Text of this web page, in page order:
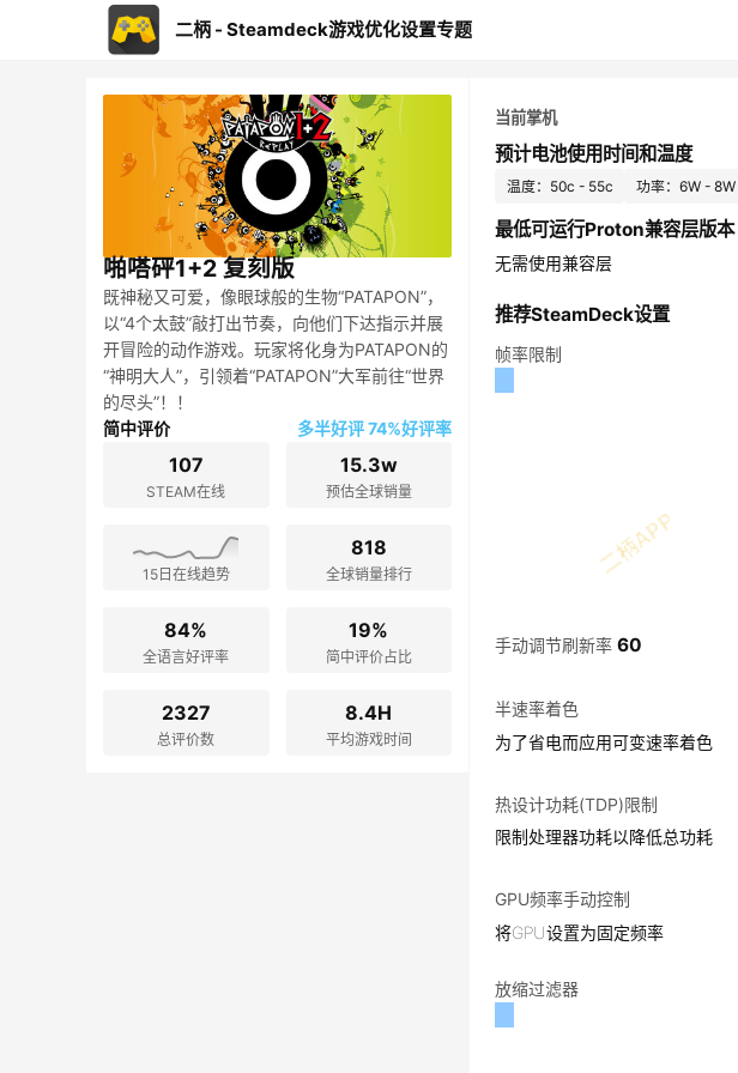
二柄 - Steamdeck游戏优化设置专题
啪嗒砰1+2 复刻版
既神秘又可爱，像眼球般的生物“PATAPON”，
以“4个太鼓”敲打出节奏，向他们下达指示并展
开冒险的动作游戏。玩家将化身为PATAPON的
“神明大人”，引领着“PATAPON”大军前往“世界
的尽头”！！
简中评价
多半好评 74%好评率
107
STEAM在线
15.3w
预估全球销量
15日在线趋势
818
全球销量排行
84%
全语言好评率
19%
简中评价占比
2327
总评价数
8.4H
平均游戏时间
当前掌机
预计电池使用时间和温度
温度：50c - 55c 功率：6W - 8W
最低可运行Proton兼容层版本
无需使用兼容层
推荐SteamDeck设置
帧率限制
手动调节刷新率 60
半速率着色
为了省电而应用可变速率着色
热设计功耗(TDP)限制
限制处理器功耗以降低总功耗
GPU频率手动控制
将GPU设置为固定频率
放缩过滤器